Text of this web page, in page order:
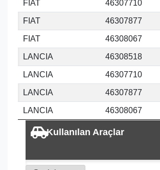
FIAT 46307710
FIAT 46307877
FIAT 46308067
LANCIA 46308518
LANCIA 46307710
LANCIA 46307877
LANCIA 46308067
Kullanılan Araçlar